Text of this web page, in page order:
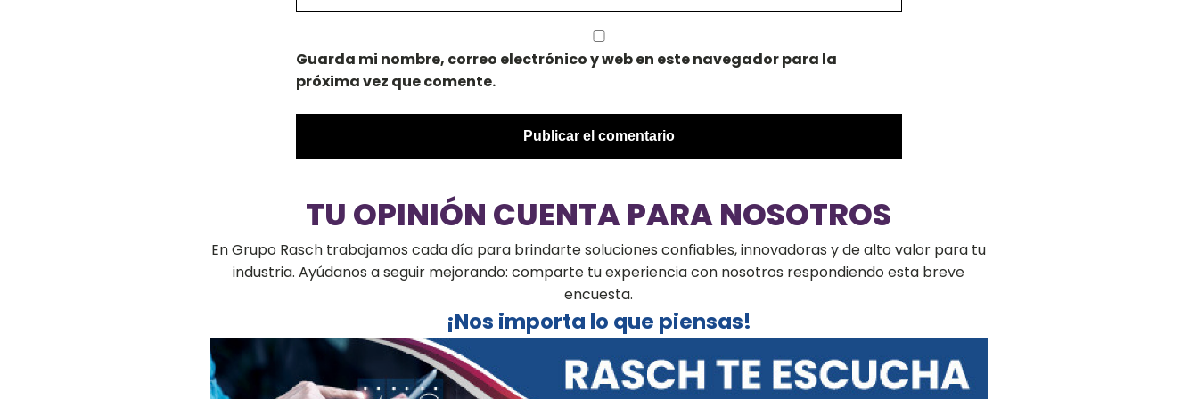
Guarda mi nombre, correo electrónico y web en este navegador para la
próxima vez que comente.
TU OPINIÓN CUENTA PARA NOSOTROS
En Grupo Rasch trabajamos cada día para brindarte soluciones confiables, innovadoras y de alto valor para tu
industria. Ayúdanos a seguir mejorando: comparte tu experiencia con nosotros respondiendo esta breve
encuesta.
¡Nos importa lo que piensas!